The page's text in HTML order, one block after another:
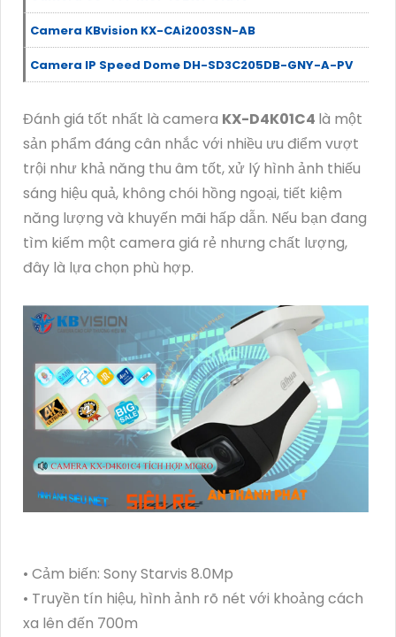
Camera KBvision KX-CAi2003SN-AB
Camera IP Speed Dome DH-SD3C205DB-GNY-A-PV
Đánh giá tốt nhất là camera KX-D4K01C4 là một
sản phẩm đáng cân nhắc với nhiều ưu điểm vượt
trội như khả năng thu âm tốt, xử lý hình ảnh thiếu
sáng hiệu quả, không chói hồng ngoại, tiết kiệm
năng lượng và khuyến mãi hấp dẫn. Nếu bạn đang
tìm kiếm một camera giá rẻ nhưng chất lượng,
đây là lựa chọn phù hợp.
• Cảm biến: Sony Starvis 8.0Mp
• Truyền tín hiệu, hình ảnh rõ nét với khoảng cách
xa lên đến 700m